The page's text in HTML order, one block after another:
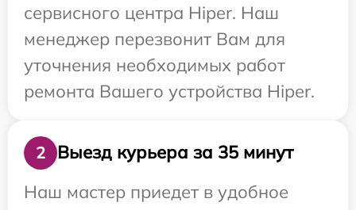
сервисного центра Hiper. Наш
менеджер перезвонит Вам для
уточнения необходимых работ
ремонта Вашего устройства Hiper.
2
Выезд курьера за 35 минут
Наш мастер приедет в удобное